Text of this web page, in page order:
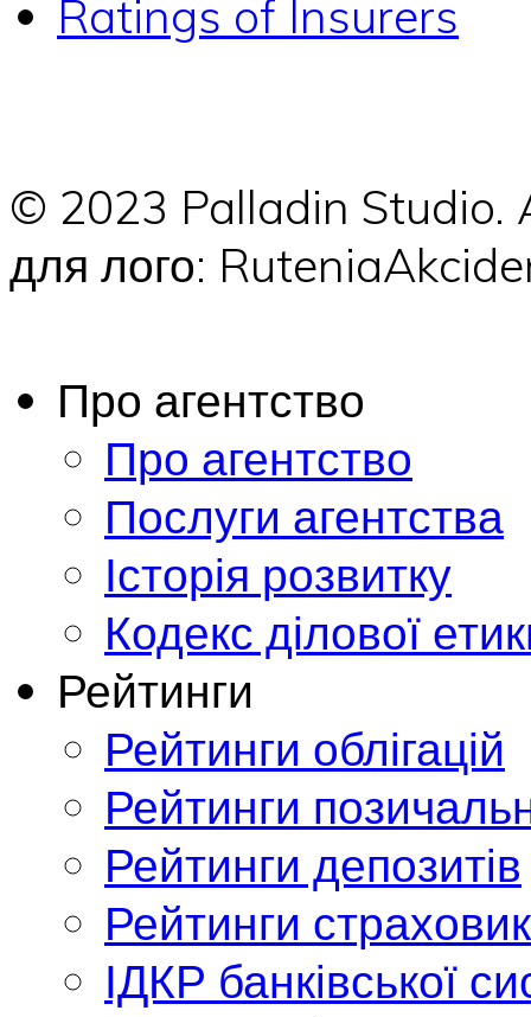
Ratings of Insurers
© 2023 Palladin
для лого:
Про агентство
Про агентство
Послуги агентства
Історія розвитку
Кодекс ділової
Рейтинги
Рейтинги облігацій
Рейтинги
Рейтинги депозитів
Рейтинги
ІДКР банківської